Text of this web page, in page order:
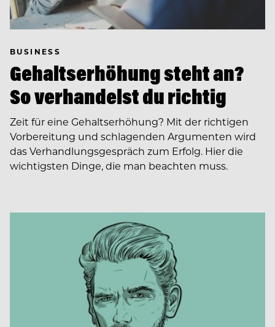
BUSINESS
Gehaltserhöhung steht an?
So verhandelst du richtig
Zeit für eine Gehaltserhöhung? Mit der richtigen
Vorbereitung und schlagenden Argumenten wird
das Verhandlungsgespräch zum Erfolg. Hier die
wichtigsten Dinge, die man beachten muss.